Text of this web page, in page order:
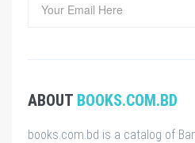
ABOUT BOOKS.COM.BD
books.com.bd is a catalog of